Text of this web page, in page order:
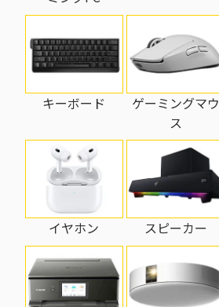
キーボード
ゲーミングマウ
ス
イヤホン スピーカー